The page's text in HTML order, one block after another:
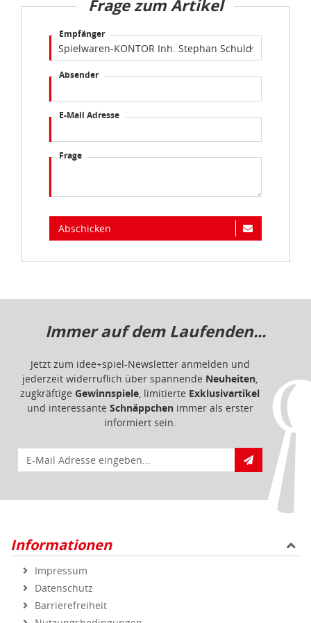
Frage zum Artikel
Empfänger
Absender
E-Mail Adresse
Frage
Abschicken
Immer auf dem Laufenden...
Jetzt zum idee+spiel-Newsletter anmelden und
jederzeit widerruflich über spannende Neuheiten,
zugkräftige Gewinnspiele, limitierte Exklusivartikel
und interessante Schnäppchenimmer als erster
informiert sein.
E-Mail für Newsletteranmeldung
Informationen
Impressum
Datenschutz
Barrierefreiheit